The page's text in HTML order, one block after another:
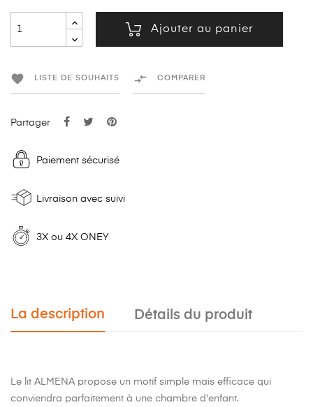
Ajouter au panier
 LISTE DE SOUHAITS  COMPARER
Partager
Paiement sécurisé
Livraison avec suivi
3X ou 4X ONEY
La description Détails du produit
Le lit ALMENA propose un motif simple mais efficace qui
conviendra parfaitement à une chambre d'enfant.